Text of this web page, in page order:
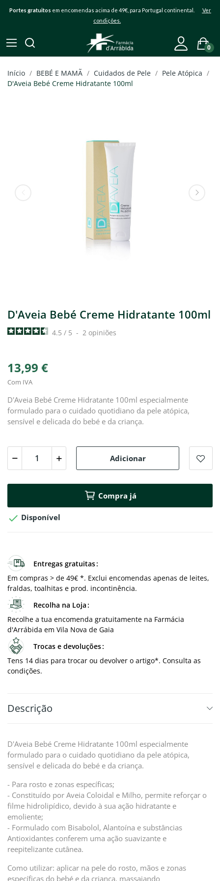
Portes gratuitos em encomendas acima de 49€, para Portugal continental. Ver
condições.
0
Início BEBÉ E MAMÃ Cuidados de Pele
Pele Atópica
D'Aveia Bebé Creme Hidratante 100ml
D'Aveia Bebé Creme Hidratante 100ml
4.5 / 5 - 2 opiniões
13,99 €
Com IVA
D'Aveia Bebé Creme Hidratante 100ml especialmente
formulado para o cuidado quotidiano da pele atópica,
sensível e delicada do bebé e da criança.
Adicionar
Compra já
 Disponível
Entregas gratuitas
Em compras > de 49€ *. Exclui encomendas apenas de leites,
fraldas, toalhitas e prod. incontinência.
Recolha na Loja
Recolhe a tua encomenda gratuitamente na Farmácia
d'Arrábida em Vila Nova de Gaia
Trocas e devoluções
Tens 14 dias para trocar ou devolver o artigo*. Consulta as
condições.
Descrição
D'Aveia Bebé Creme Hidratante 100ml especialmente
formulado para o cuidado quotidiano da pele atópica,
sensível e delicada do bebé e da criança.
- Para rosto e zonas específicas;
- Constituído por Aveia Coloidal e Milho, permite reforçar o
filme hidrolipídico, devido à sua ação hidratante e
emoliente;
- Formulado com Bisabolol, Alantoína e substâncias
Antioxidantes conferem uma ação suavizante e
reepitelizante cutânea.
Como utilizar: aplicar na pele do rosto, mãos e zonas
específicas do bebé e da criança, massajando